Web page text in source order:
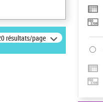
résultats/page